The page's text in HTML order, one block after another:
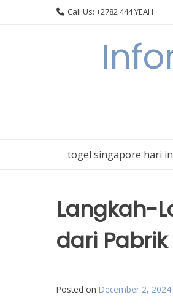
Call Us: +2782 444 YEAH
togel singapore hari
Langkah-
dari
Posted on December 2, 2024